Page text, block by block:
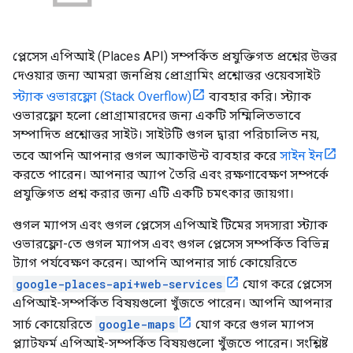
প্লেসেস এপিআই (Places API) সম্পর্কিত প্রযুক্তিগত প্রশ্নের উত্তর
দেওয়ার জন্য আমরা জনপ্রিয় প্রোগ্রামিং প্রশ্নোত্তর ওয়েবসাইট
স্ট্যাক ওভারফ্লো (Stack Overflow)
ব্যবহার করি। স্ট্যাক
ওভারফ্লো হলো প্রোগ্রামারদের জন্য একটি সম্মিলিতভাবে
সম্পাদিত প্রশ্নোত্তর সাইট। সাইটটি গুগল দ্বারা পরিচালিত নয়,
তবে আপনি আপনার গুগল অ্যাকাউন্ট ব্যবহার করে সাইন ইন
করতে পারেন। আপনার অ্যাপ তৈরি এবং রক্ষণাবেক্ষণ সম্পর্কে
প্রযুক্তিগত প্রশ্ন করার জন্য এটি একটি চমৎকার জায়গা।
গুগল ম্যাপস এবং গুগল প্লেসেস এপিআই টিমের সদস্যরা স্ট্যাক
ওভারফ্লো-তে গুগল ম্যাপস এবং গুগল প্লেসেস সম্পর্কিত বিভিন্ন
ট্যাগ পর্যবেক্ষণ করেন। আপনি আপনার সার্চ কোয়েরিতে
google-places-api+web-services
যোগ করে প্লেসেস
এপিআই-সম্পর্কিত বিষয়গুলো খুঁজতে পারেন। আপনি আপনার
সার্চ কোয়েরিতে google-maps
যোগ করে গুগল ম্যাপস
প্ল্যাটফর্ম এপিআই-সম্পর্কিত বিষয়গুলো খুঁজতে পারেন। সংশ্লিষ্ট